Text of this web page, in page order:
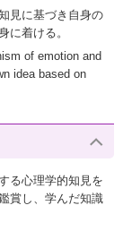
見に基づき自身の
に着ける。
of emotion and
idea based on
る心理学的知見を
賞し、学んだ知識